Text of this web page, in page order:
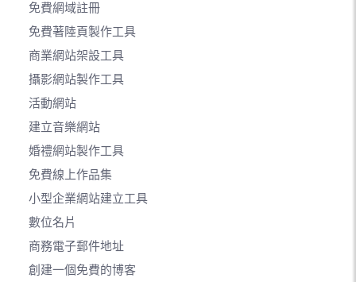
免費網域註冊
免費著陸頁製作工具
商業網站架設工具
攝影網站製作工具
活動網站
建立音樂網站
婚禮網站製作工具
免費線上作品集
小型企業網站建立工具
數位名片
商務電子郵件地址
創建一個免費的博客